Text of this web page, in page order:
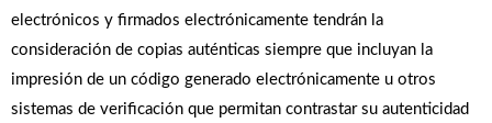
electrónicos y firmados electrónicamente tendrán la
consideración de copias auténticas siempre que incluyan la
impresión de un código generado electrónicamente u otros
sistemas de verificación que permitan contrastar su autenticidad